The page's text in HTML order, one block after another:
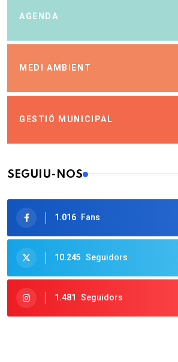
AGENDA
MEDI AMBIENT
GESTIÓ MUNICIPAL
SEGUIU-NOS
1.016 Fans
10.245 Seguidors
1.481 Seguidors